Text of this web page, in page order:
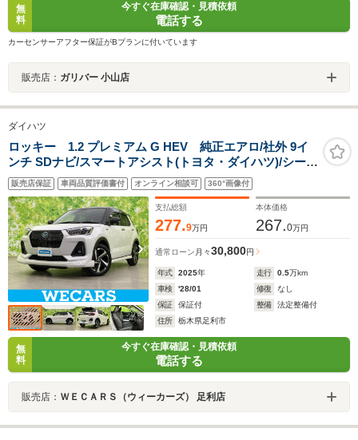
無
料
今すぐ在庫確認・見積依頼
電話する
カーセンサーアフター保証がBプランに付いています
販売店： ガリバー 小山店
ダイハツ
ロッキー 1.2 プレミアム G HEV 純正エアロ/社外 9イ
ンチ SDナビ/スマートアシスト(トヨタ・ダイハツ)/シート
ヒーター 前席/全方位モニター/車線逸脱防止支援システ
ム/シート ハーフレザー/ドライブレコーダー 社外
販売店保証 車両品質評価書付 オンライン相談可 360°画像付
支払総額
277.9万円
本体価格
267.0万円
通常ローン 月々30,800円
年式 2025年 走行 0.5万km
車検
'28/01 修復
なし
保証
保証付 整備
法定整備付
住所
栃木県足利市
無
料
今すぐ在庫確認・見積依頼
電話する
販売店： ＷＥＣＡＲＳ（ウィーカーズ） 足利店